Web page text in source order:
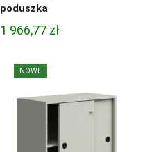
poduszka
1 966,77 zł
NOWE